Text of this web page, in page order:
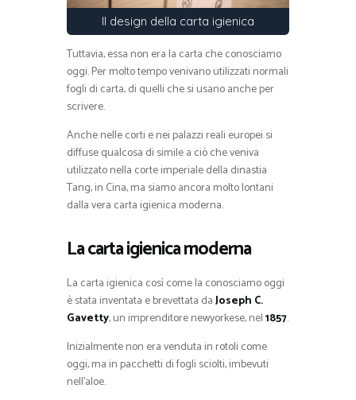
Il design della carta igienica
Tuttavia, essa non era la carta che conosciamo
oggi. Per molto tempo venivano utilizzati normali
fogli di carta, di quelli che si usano anche per
scrivere.
Anche nelle corti e nei palazzi reali europei si
diffuse qualcosa di simile a ciò che veniva
utilizzato nella corte imperiale della dinastia
Tang, in Cina, ma siamo ancora molto lontani
dalla vera carta igienica moderna.
La carta igienica moderna
La carta igienica così come la conosciamo oggi
è stata inventata e brevettata daJoseph C.
Gavetty, un imprenditore newyorkese, nel1857.
Inizialmente non era venduta in rotoli come
oggi, ma in pacchetti di fogli sciolti, imbevuti
nell’aloe.